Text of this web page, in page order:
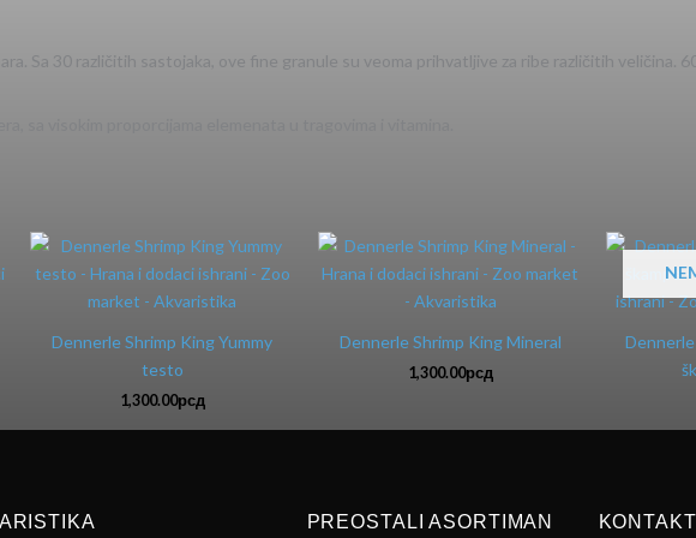
Sa 30 različitih sastojaka, ove fine granule su veoma prihvatljive za ribe različitih veličina.
Dennerle Shrimp King Yummy
testo
1,300.00рсд
Dennerle Shrimp King Mineral
1,300.00рсд
PREOSTALI ASORTIMAN